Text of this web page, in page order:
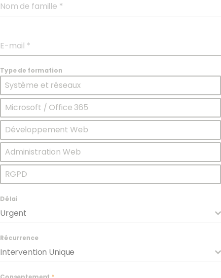
Nom de famille *
E-mail *
Type de formation
Système et réseaux
Microsoft / Office 365
Développement Web
Administration Web
RGPD
Délai
Urgent
Récurrence
Intervention Unique